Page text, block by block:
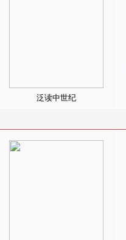
泛读中世纪